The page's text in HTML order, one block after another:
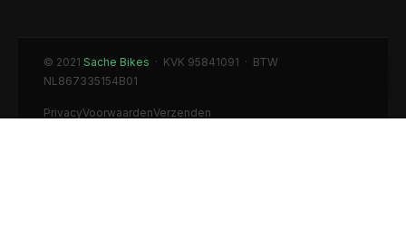
© 2021 Sache Bikes · KVK 95841091 · BTW
NL867335154B01
PrivacyVoorwaardenVerzenden